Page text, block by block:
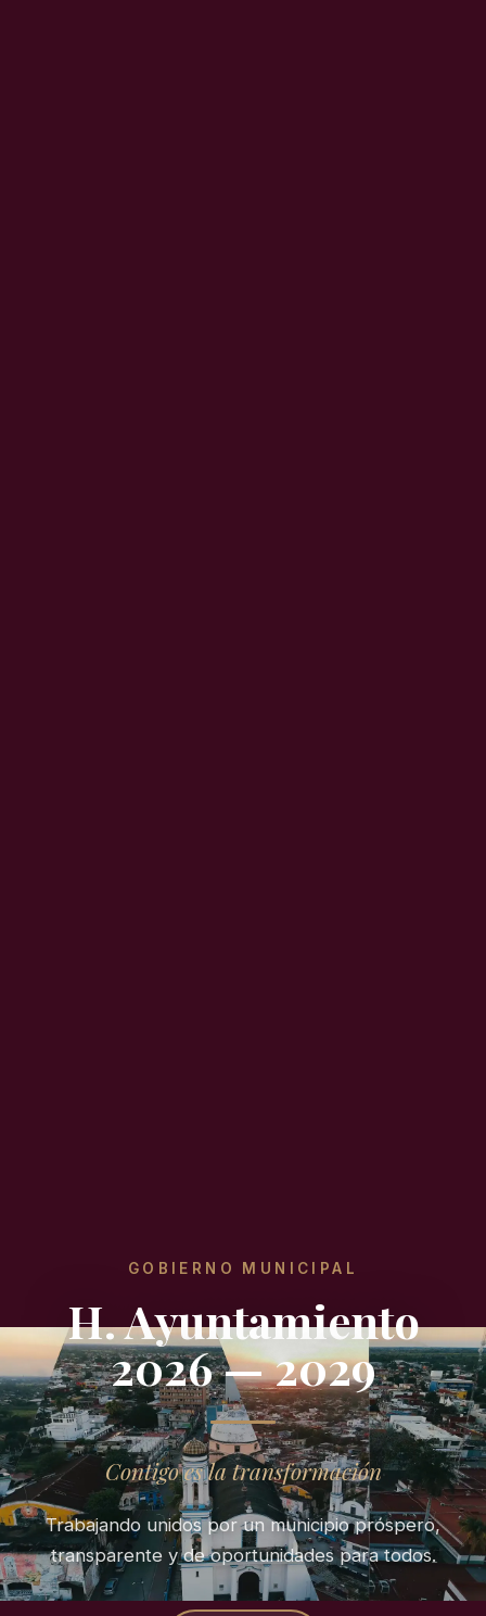
GOBIERNO MUNICIPAL
H. Ayuntamiento
2026 — 2029
Contigo es la transformación
Trabajando unidos por un municipio próspero,
transparente y de oportunidades para todos.